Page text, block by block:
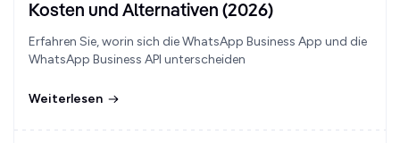
Kosten und Alternativen (2026)
Erfahren Sie, worin sich die WhatsApp Business App und die
WhatsApp Business API unterscheiden
Weiterlesen